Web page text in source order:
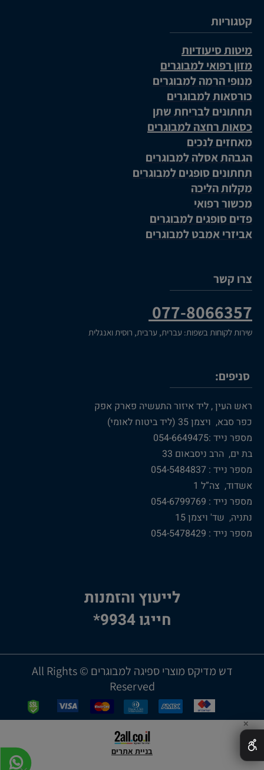
קטגוריות
מיטות סיעודיות
מזון רפואי למבוגרים
מנופי הרמה למבוגרים
כורסאות למבוגרים
תחתונים לבריחת שתן
כסאות רחצה למבוגרים
מאחזים לנכים
הגבהת אסלה למבוגרים
תחתונים סופגים למבוגרים
מקלות הליכה
מכשור רפואי
פדים סופגים למבוגרים
אביזרי אמבט למבוגרים
צרו קשר
077-8066357
שירות לקוחות בשפות: עברית, ערבית, רוסית ואנגלית
סניפים:
ראש העין , ליד איזור התעשיה פארק אפק
כפר סבא, ויצמן 35 (ליד ביטוח לאומי)
מספר נייד :054-6649475
בת ים, הרב ניסבאום 33
מספר נייד : 054-5484837
אשדוד, צה”ל 1
מספר נייד : 054-6799769
נתניה, שד' ויצמן 15
מספר נייד : 054-5478429
לייעוץ והזמנות
חייגו 9934*
דש מדיקס מוצרי ספיגה למבוגרים © All Rights
Reserved
בניית אתרים
✕